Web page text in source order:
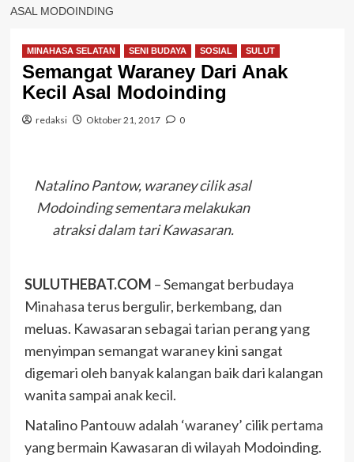
ASAL MODOINDING
MINAHASA SELATAN SENI BUDAYA SOSIAL SULUT
Semangat Waraney Dari Anak
Kecil Asal Modoinding
redaksi Oktober 21, 2017 0
Natalino Pantow, waraney cilik asal
Modoinding sementara melakukan
atraksi dalam tari Kawasaran.
SULUTHEBAT.COM – Semangat berbudaya
Minahasa terus bergulir, berkembang, dan
meluas. Kawasaran sebagai tarian perang yang
menyimpan semangat waraney kini sangat
digemari oleh banyak kalangan baik dari kalangan
wanita sampai anak kecil.
Natalino Pantouw adalah ‘waraney’ cilik pertama
yang bermain Kawasaran di wilayah Modoinding.